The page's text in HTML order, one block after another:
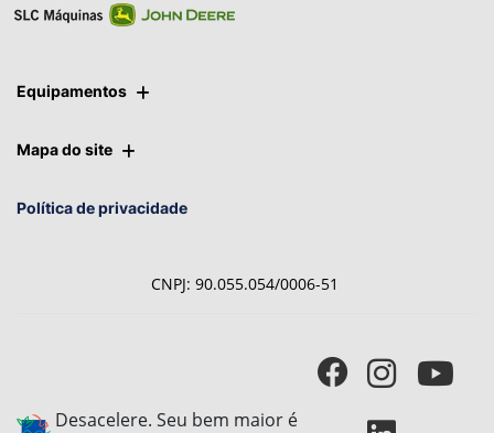
Equipamentos
Mapa do site